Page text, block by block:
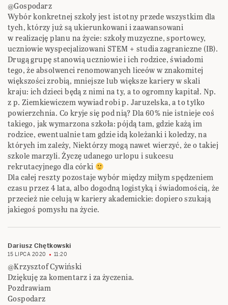
@Gospodarz
Wybór konkretnej szkoły jest istotny przede wszystkim dla
tych, którzy już są ukierunkowani i zaawansowani
w realizację planu na życie: szkoły muzyczne, sportowcy,
uczniowie wyspecjalizowani STEM + studia zagraniczne (IB).
Drugą grupę stanowią uczniowie i ich rodzice, świadomi
tego, że absolwenci renomowanych liceów w znakomitej
większości zrobią, mniejsze lub większe kariery w skali
kraju: ich dzieci będą z nimi na ty, a to ogromny kapitał. Np.
z p. Ziemkiewiczem wywiad robi p. Jaruzelska, a to tylko
powierzchnia. Co kryje się pod nią? Dla 60% nie istnieje coś
takiego, jak wymarzona szkoła: pójdą tam, gdzie każą im
rodzice, ewentualnie tam gdzie idą koleżanki i koledzy, na
których im zależy, Niektórzy mogą nawet wierzyć, że o takiej
szkole marzyli. Życzę udanego urlopu i sukcesu
rekrutacyjnego dla córki
Dla całej reszty pozostaje wybór między miłym spędzeniem
czasu przez 4 lata, albo dogodną logistyką i świadomością, że
przecież nie celują w kariery akademickie: dopiero szukają
jakiegoś pomysłu na życie.
Dariusz Chętkowski
15 LIPCA 2020 11:20
@Krzysztof Cywiński
Dziękuję za komentarz i za życzenia.
Pozdrawiam
Gospodarz